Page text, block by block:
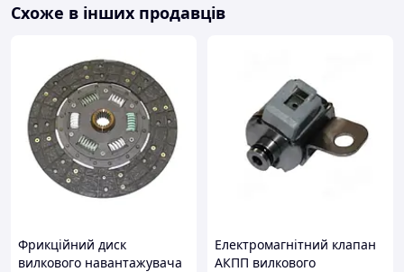
Схоже в інших продавців
Фрикційний диск
вилкового навантажувача
Електромагнітний клапан
АКПП вилкового